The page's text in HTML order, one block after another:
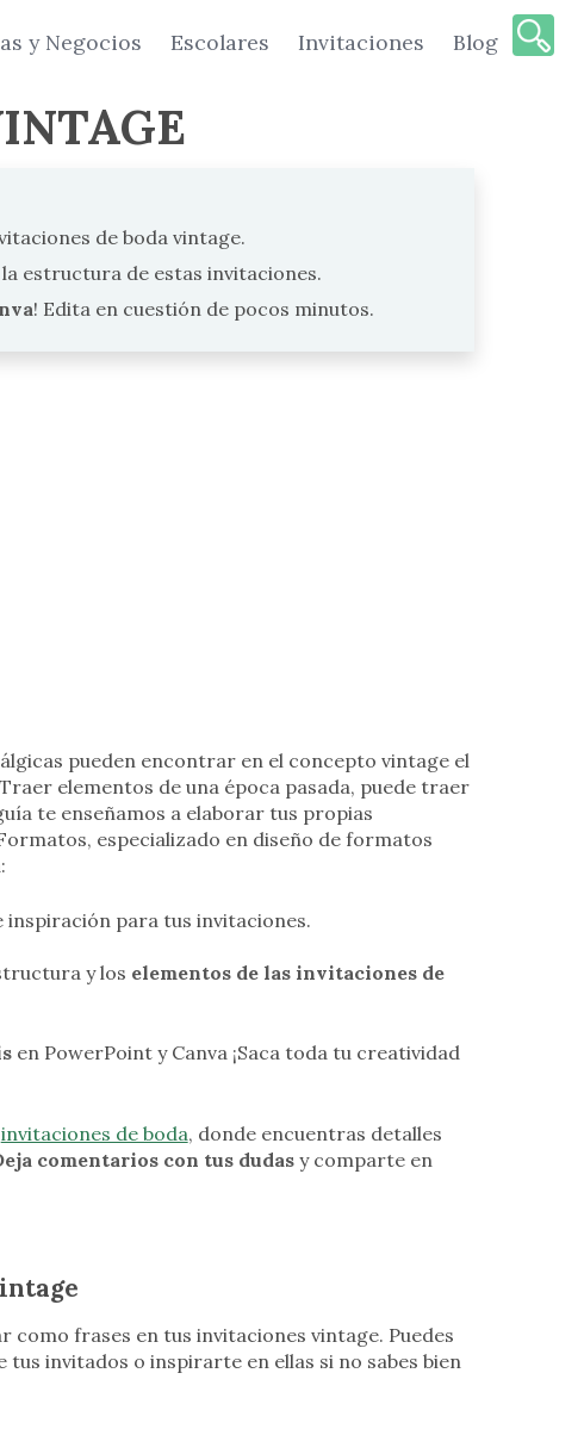
y Negocios Escolares Invitaciones Blog
de boda vintage.
estructura de estas invitaciones.
! Edita en cuestión de pocos minutos.
pueden encontrar en el concepto vintage el
elementos de una época pasada, puede traer
te enseñamos a elaborar tus propias
especializado en diseño de formatos
inspiración para tus invitaciones.
y los elementos de las invitaciones de
en PowerPoint y Canva ¡Saca toda tu creatividad
invitaciones de boda, donde encuentras detalles
comentarios con tus dudasy comparte en
como frases en tus invitaciones vintage. Puedes
invitados o inspirarte en ellas si no sabes bien